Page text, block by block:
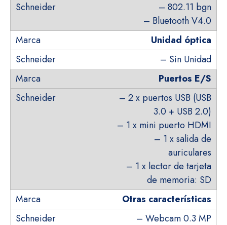
– 802.11 bgn
– Bluetooth V4.0
Unidad óptica
– Sin Unidad
Puertos E/S
– 2 x puertos USB (USB
3.0 + USB 2.0)
– 1 x mini puerto HDMI
– 1 x salida de
auriculares
– 1 x lector de tarjeta
de memoria: SD
Otras características
– Webcam 0.3 MP